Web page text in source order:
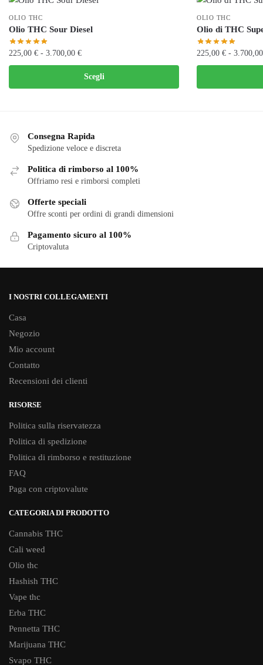
OLIO THC
Olio THC Sour Diesel
225,00 € - 3.700,00 €Fascia
di
prezzo:
da
Scegli
prodotto
Le
possono
essere
scelte
del
OLIO THC
Olio di THC
225,00 € -
prodotto
Consegna Rapida
Spedizione veloce e discreta
Politica di rimborso al 100%
Offriamo resi e rimborsi completi
Offerte speciali
Offre sconti per ordini di grandi dimensioni
Pagamento sicuro al 100%
Criptovaluta
I NOSTRI COLLEGAMENTI
Casa
Negozio
Mio account
Contatto
Recensioni dei clienti
RISORSE
Politica sulla riservatezza
Politica di spedizione
Politica di rimborso e restituzione
FAQ
Paga con criptovalute
CATEGORIA DI PRODOTTO
Cannabis THC
Cali weed
Olio thc
Hashish THC
Vape thc
Erba THC
Pennetta THC
Marijuana THC
Svapo THC